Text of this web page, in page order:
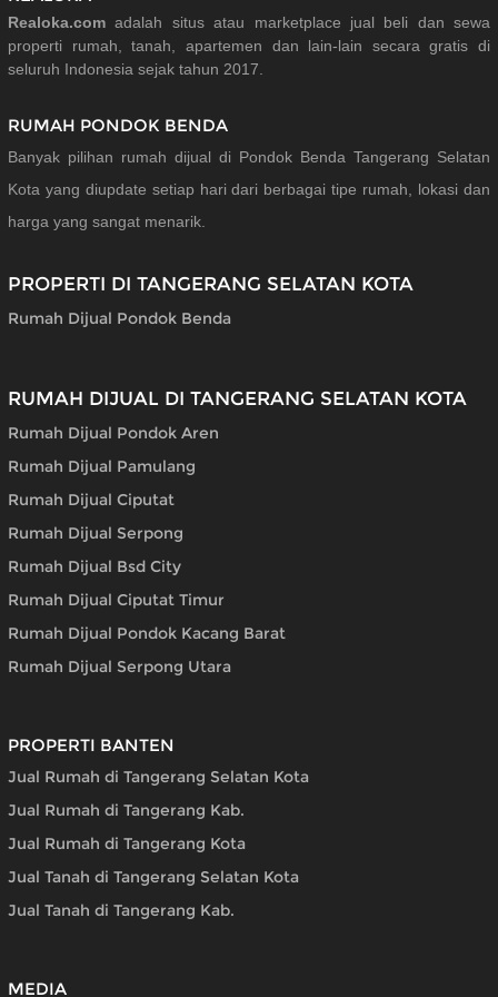
Realoka.com adalah situs atau marketplace jual beli dan sewa
properti rumah, tanah, apartemen dan lain-lain secara gratis di
seluruh Indonesia sejak tahun 2017.
RUMAH PONDOK BENDA
Banyak pilihan rumah dijual di Pondok Benda Tangerang Selatan
Kota yang diupdate setiap hari dari berbagai tipe rumah, lokasi dan
harga yang sangat menarik.
PROPERTI DI TANGERANG SELATAN KOTA
Rumah Dijual Pondok Benda
RUMAH DIJUAL DI TANGERANG SELATAN KOTA
Rumah Dijual Pondok Aren
Rumah Dijual Pamulang
Rumah Dijual Ciputat
Rumah Dijual Serpong
Rumah Dijual Bsd City
Rumah Dijual Ciputat Timur
Rumah Dijual Pondok Kacang Barat
Rumah Dijual Serpong Utara
PROPERTI BANTEN
Jual Rumah di Tangerang Selatan Kota
Jual Rumah di Tangerang Kab.
Jual Rumah di Tangerang Kota
Jual Tanah di Tangerang Selatan Kota
Jual Tanah di Tangerang Kab.
MEDIA